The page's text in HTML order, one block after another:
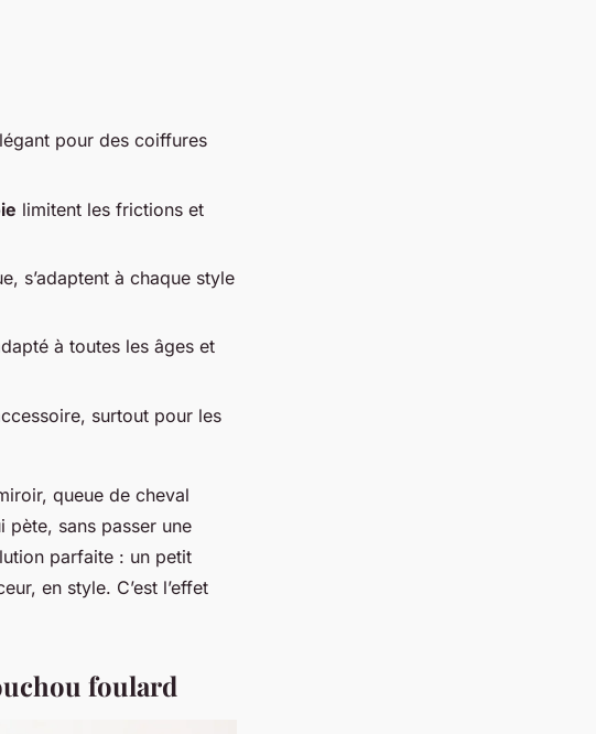
pour des coiffures
limitent les frictions et
s’adaptent à chaque style
à toutes les âges et
surtout pour les
queue de cheval
pète, sans passer une
parfaite : un petit
en style. C’est l’effet
foulard